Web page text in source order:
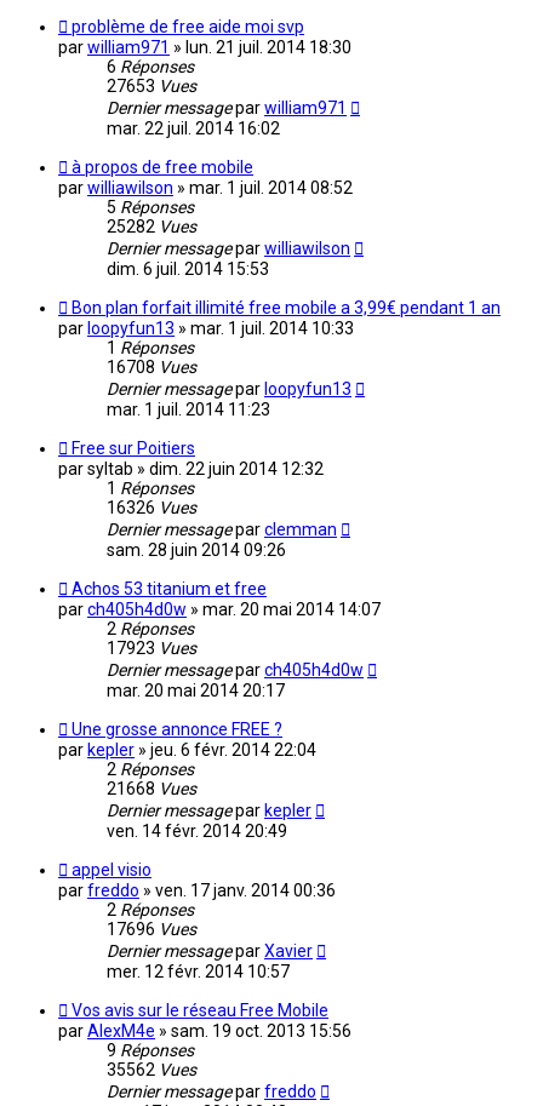
problème de free aide moi svp
parwilliam971 » lun. 21 juil. 2014 18:30
6 Réponses
27653 Vues
Dernier messageparwilliam971
mar. 22 juil. 2014 16:02
à propos de free mobile
parwilliawilson » mar. 1 juil. 2014 08:52
5 Réponses
25282 Vues
Dernier messageparwilliawilson
dim. 6 juil. 2014 15:53
Bon plan forfait illimité free mobile a 3,99€ pendant 1 an
par loopyfun13 » mar. 1 juil. 2014 10:33
1 Réponses
16708 Vues
Dernier messagepar loopyfun13
mar. 1 juil. 2014 11:23
Free sur Poitiers
parsyltab » dim. 22 juin 2014 12:32
1 Réponses
16326 Vues
Dernier messageparclemman
sam. 28 juin 2014 09:26
Achos 53 titanium et free
parch405h4d0w » mar. 20 mai 2014 14:07
2 Réponses
17923 Vues
Dernier messageparch405h4d0w
mar. 20 mai 2014 20:17
Une grosse annonce FREE ?
par kepler » jeu. 6 févr. 2014 22:04
2 Réponses
21668 Vues
Dernier messagepar kepler
ven. 14 févr. 2014 20:49
appel visio
parfreddo » ven. 17 janv. 2014 00:36
2 Réponses
17696 Vues
Dernier messageparXavier
mer. 12 févr. 2014 10:57
Vos avis sur le réseau Free Mobile
parAlexM4e » sam. 19 oct. 2013 15:56
9 Réponses
35562 Vues
Dernier messageparfreddo